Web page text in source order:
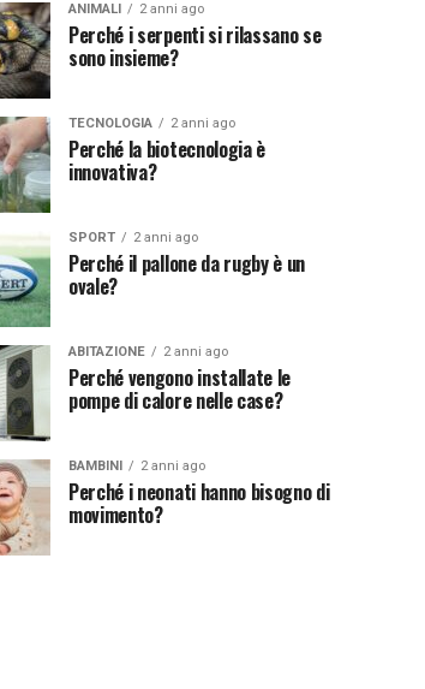
ANIMALI 2 anni ago
Perché i serpenti si rilassano se
sono insieme?
TECNOLOGIA 2 anni ago
Perché la biotecnologia è
innovativa?
SPORT 2 anni ago
Perché il pallone da rugby è un
ovale?
ABITAZIONE 2 anni ago
Perché vengono installate le
pompe di calore nelle case?
BAMBINI 2 anni ago
Perché i neonati hanno bisogno di
movimento?